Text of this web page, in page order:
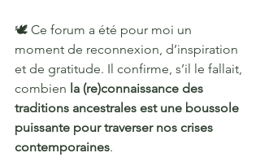
🕊️ Ce forum a été pour moi un
moment de reconnexion, d’inspiration
et de gratitude. Il confirme, s’il le fallait,
combien la (re)connaissance des
traditions ancestrales est une boussole
puissante pour traverser nos crises
contemporaines.